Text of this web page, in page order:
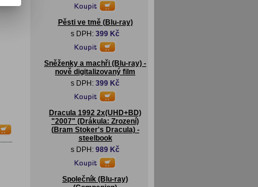
Pěsti ve tmě (Blu-ray)
s DPH: 399 Kč
Sněženky a machři (Blu-ray) -
nově digitalizovaný film
s DPH: 399 Kč
Dracula 1992 2x(UHD+BD)
"2007" (Drákula: Zrození)
(Bram Stoker's Dracula) -
steelbook
s DPH: 989 Kč
Společník (Blu-ray)